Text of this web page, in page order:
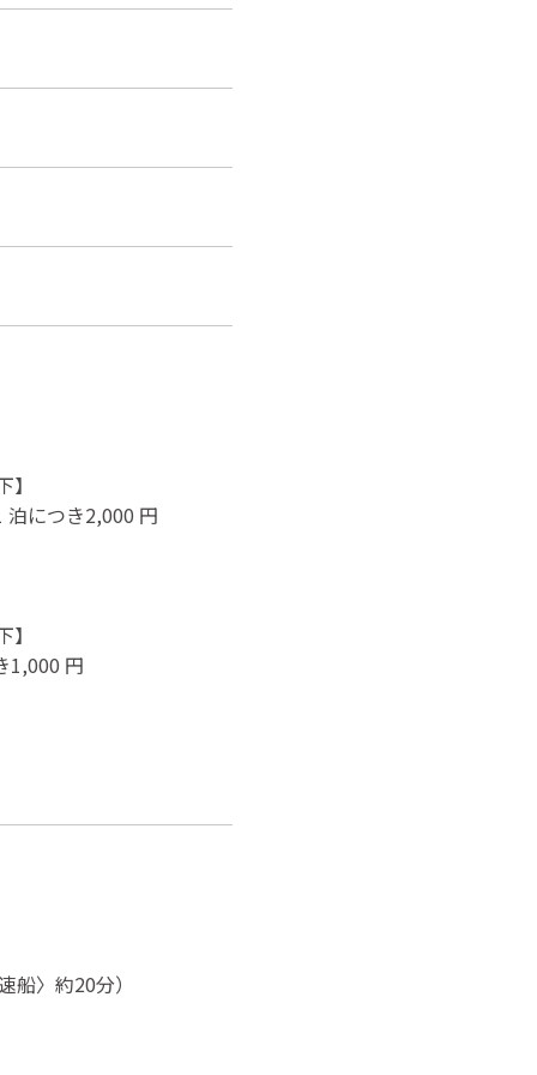
につき2,000 円
1,000 円
〉約20分）